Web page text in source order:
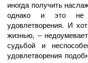
иногда получить
однако и это не
удовлетворения. И
жизнью, –
судьбой и
удовлетворения